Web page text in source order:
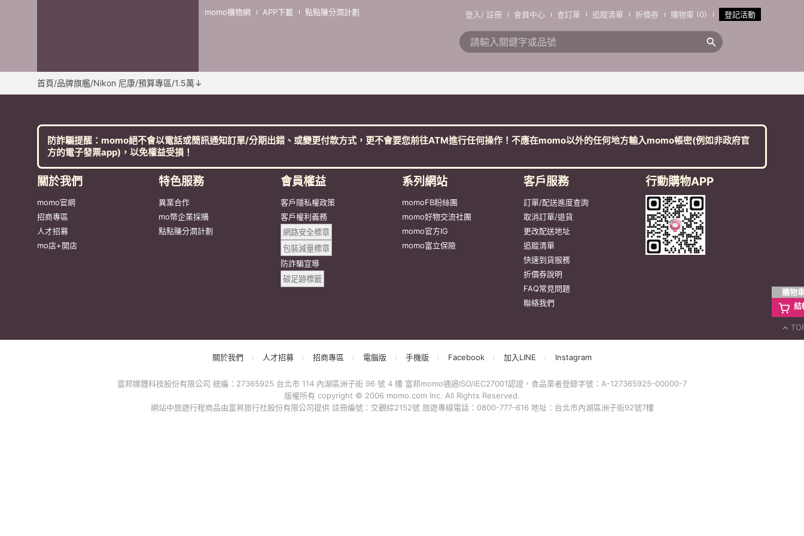
momo購物網 APP下載 點點賺分潤計劃 登入 /註冊 會員中心 查訂單 追蹤清單 折價券 購物車 (0) 登記活動
首頁/品牌旗艦/Nikon 尼康/預算專區/1.5萬↓
購物
結
防詐騙提醒：momo絕不會以電話或簡訊通知訂單/分期出錯、或變更付款方式，更不會要您前往ATM進行任何操作！不應在momo以外的任何地方輸入momo帳密(例如非政府官
方的電子發票app)，以免權益受損！
關於我們
momo官網
招商專區
人才招募
mo店+開店
特色服務
異業合作
mo幣企業採購
點點賺分潤計劃
會員權益
客戶隱私權政策
客戶權利義務
網路安全標章
包裝減量標章
防詐騙宣導
碳足跡標籤
系列網站
momoFB粉絲團
momo好物交流社團
momo官方IG
momo富立保險
客戶服務
訂單/配送進度查詢
取消訂單/退貨
更改配送地址
追蹤清單
快速到貨服務
折價券說明
FAQ常見問題
聯絡我們
行動購物APP
關於我們 人才招募 招商專區 電腦版 手機版 Facebook 加入LINE Instagram
富邦媒體科技股份有限公司 統編：27365925 台北市 114 內湖區洲子街 96 號 4 樓 富邦momo通過ISO/IEC27001認證，食品業者登錄字號：A-127365925-00000-7
版權所有 copyright © 2006 momo.com Inc. All Rights Reserved.
網站中旅遊行程商品由富昇旅行社股份有限公司提供 註冊編號：交觀綜2152號 旅遊專線電話：0800-777-616 地址：台北市內湖區洲子街92號7樓